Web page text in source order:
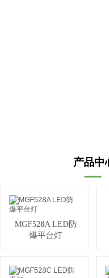
产品中
MGF528A LED防
爆平台灯